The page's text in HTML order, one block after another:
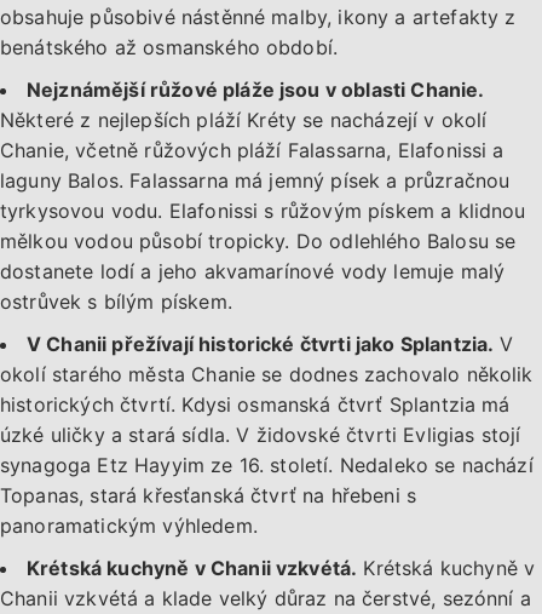
obsahuje působivé nástěnné malby, ikony a artefakty z
benátského až osmanského období.
Nejznámější růžové pláže jsou v oblasti Chanie.
Některé z nejlepších pláží Kréty se nacházejí v okolí
Chanie, včetně růžových pláží Falassarna, Elafonissi a
laguny Balos. Falassarna má jemný písek a průzračnou
tyrkysovou vodu. Elafonissi s růžovým pískem a klidnou
mělkou vodou působí tropicky. Do odlehlého Balosu se
dostanete lodí a jeho akvamarínové vody lemuje malý
ostrůvek s bílým pískem.
V Chanii přežívají historické čtvrti jako Splantzia. V
okolí starého města Chanie se dodnes zachovalo několik
historických čtvrtí. Kdysi osmanská čtvrť Splantzia má
úzké uličky a stará sídla. V židovské čtvrti Evligias stojí
synagoga Etz Hayyim ze 16. století. Nedaleko se nachází
Topanas, stará křesťanská čtvrť na hřebeni s
panoramatickým výhledem.
Krétská kuchyně v Chanii vzkvétá. Krétská kuchyně v
Chanii vzkvétá a klade velký důraz na čerstvé, sezónní a